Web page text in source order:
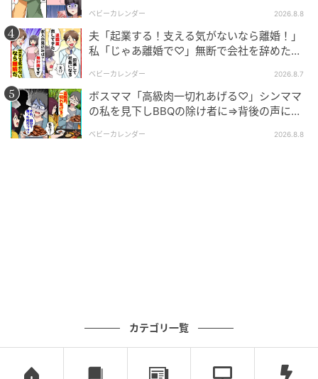
感覚がありました。
ベビーカレンダー 2026.8.8
夫「起業する！支える気がないなら離婚！」
私「じゃあ離婚で♡」無断で会社を辞めた元
ベビーカレンダー 2026.8.7
ボスママ「高級肉一切れあげる♡」シンママ
の私を見下しBBQの除け者に⇒背後の声に突
ベビーカレンダー 2026.8.8
カテゴリ一覧